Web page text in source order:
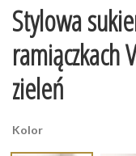
Stylowa
ramiączkach
zieleń
Kolor